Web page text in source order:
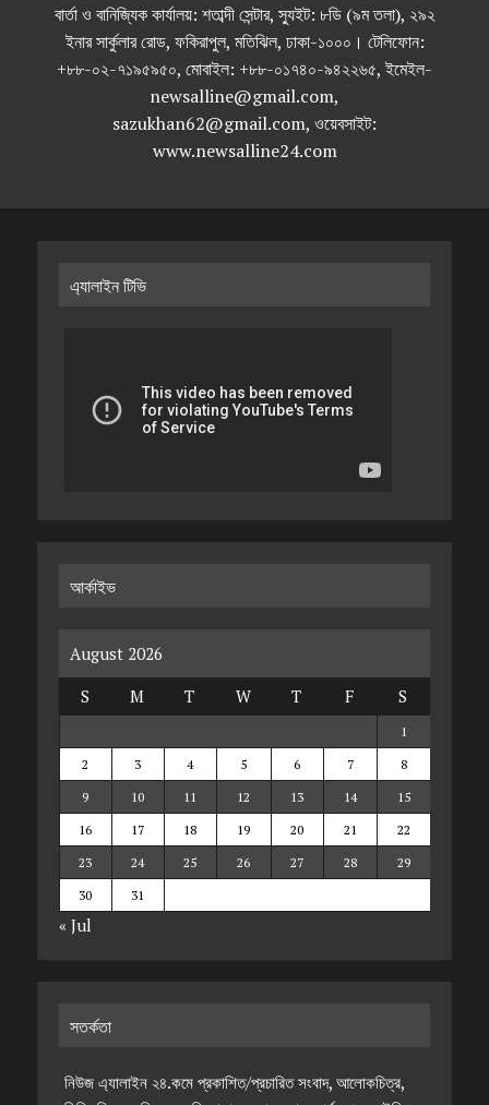
বার্তা ও বানিজ্যিক কার্যালয়: শতাব্দী সেন্টার, স্যুইট: ৮ডি (৯ম তলা), ২৯২
ইনার সার্কুলার রোড, ফকিরাপুল, মতিঝিল, ঢাকা-১০০০। টেলিফোন:
+৮৮-০২-৭১৯৫৯৫০, মোবাইল: +৮৮-০১৭৪০-৯৪২২৬৫, ইমেইল-
newsalline@gmail.com,
sazukhan62@gmail.com, ওয়েবসাইট:
www.newsalline24.com
এ্যালাইন টিভি
আর্কাইভ
August 2026
S
M T W T F S
1
2
3 4 5 6 7
8
9
10 11 12 13 14
15
16
17 18 19 20 21
22
23
24 25 26 27 28
29
30
31
« Jul
সতর্কতা
নিউজ এ্যালাইন ২৪.কমে প্রকাশিত/প্রচারিত সংবাদ, আলোকচিত্র,